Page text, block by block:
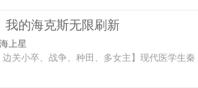
我的海克斯无限刷新
上星
边关小卒、战争、种田、多女主】现代医学生秦